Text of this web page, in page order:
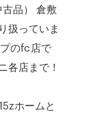
品） 倉敷
扱っていま
のfc店で
各店まで！
ホームと